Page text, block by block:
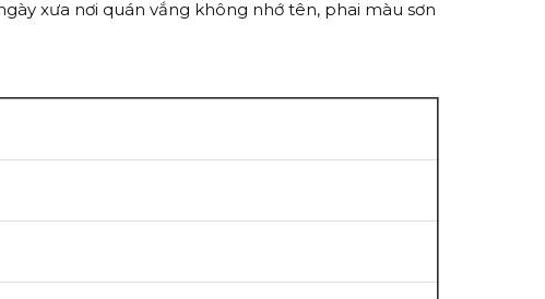
xưa nơi quán vắng không nhớ tên, phai màu sơn